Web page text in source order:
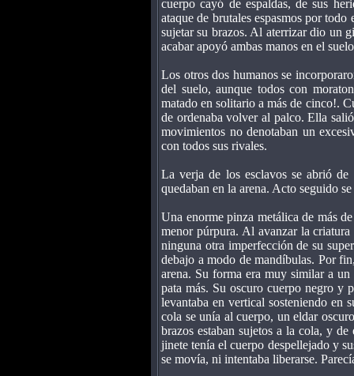
cuerpo cayó de espaldas, de sus
ataque de brutales espasmos por
sujetar su brazos. Al aterrizar dio un
acabar apoyó ambas manos en el
Los otros dos humanos se
del suelo, aunque todos con
matado en solitario a más de cinco!.
de ordenaba volver al palco. Ella
movimientos no denotaban un
con todos sus rivales.
La verja de los esclavos se abrió
quedaban en la arena. Acto seguido
Una enorme pinza metálica de más
menor púrpura. Al avanzar la
ninguna otra imperfección de su
debajo a modo de mandíbulas. Por
arena. Su forma era muy similar a
pata más. Su oscuro cuerpo negro y
levantaba en vertical sosteniendo en
cola se unía al cuerpo, un eldar
brazos estaban sujetos a la cola, y
jinete tenía el cuerpo despellejado y
se movía, ni intentaba liberarse.